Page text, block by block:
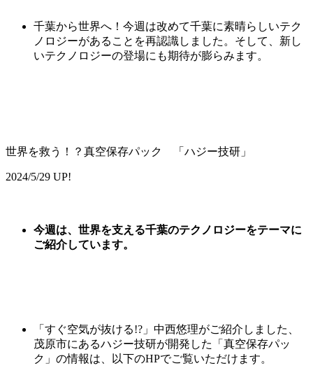
千葉から世界へ！今週は改めて千葉に素晴らしいテク
ノロジーがあることを再認識しました。そして、新し
いテクノロジーの登場にも期待が膨らみます。
世界を救う！？真空保存パック 「ハジー技研」
2024/5/29 UP!
今週は、 世界を支える千葉のテクノロジーをテーマに
ご紹介しています。
「すぐ空気が抜ける!?」中西悠理がご紹介しました、
茂原市にあるハジー技研が開発した「真空保存パッ
ク」の情報は、以下のHPでご覧いただけます。